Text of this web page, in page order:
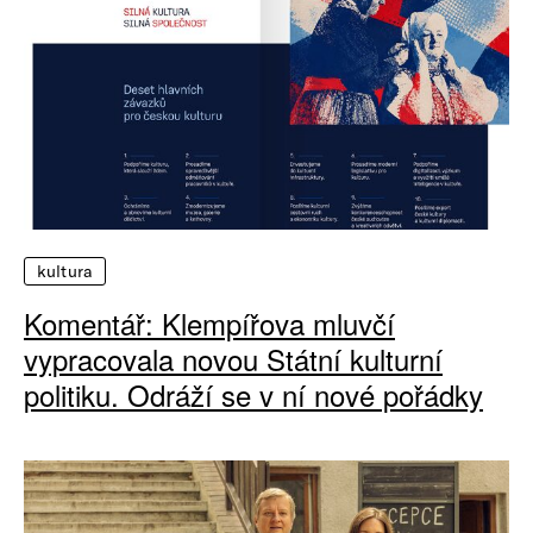
kultura
Komentář: Klempířova mluvčí
vypracovala novou Státní kulturní
politiku. Odráží se v ní nové pořádky